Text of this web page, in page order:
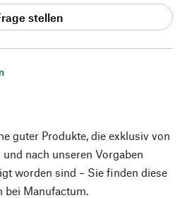
guter Produkte, die exklusiv von
nach unseren Vorgaben
worden sind – Sie finden diese
bei Manufactum.
stellen